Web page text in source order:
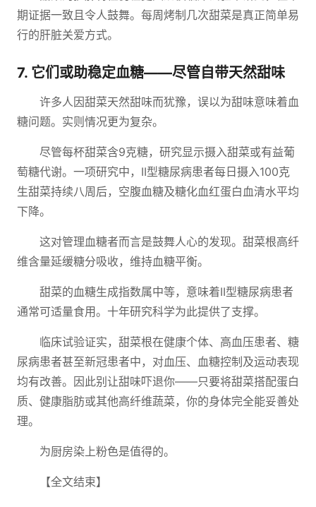
期证据一致且令人鼓舞。每周烤制几次甜菜是真正简单易
行的肝脏关爱方式。
7. 它们或助稳定血糖——尽管自带天然甜味
许多人因甜菜天然甜味而犹豫，误以为甜味意味着血
糖问题。实则情况更为复杂。
尽管每杯甜菜含9克糖，研究显示摄入甜菜或有益葡
萄糖代谢。一项研究中，II型糖尿病患者每日摄入100克
生甜菜持续八周后，空腹血糖及糖化血红蛋白血清水平均
下降。
这对管理血糖者而言是鼓舞人心的发现。甜菜根高纤
维含量延缓糖分吸收，维持血糖平衡。
甜菜的血糖生成指数属中等，意味着II型糖尿病患者
通常可适量食用。十年研究科学为此提供了支撑。
临床试验证实，甜菜根在健康个体、高血压患者、糖
尿病患者甚至新冠患者中，对血压、血糖控制及运动表现
均有改善。因此别让甜味吓退你——只要将甜菜搭配蛋白
质、健康脂肪或其他高纤维蔬菜，你的身体完全能妥善处
理。
为厨房染上粉色是值得的。
【全文结束】